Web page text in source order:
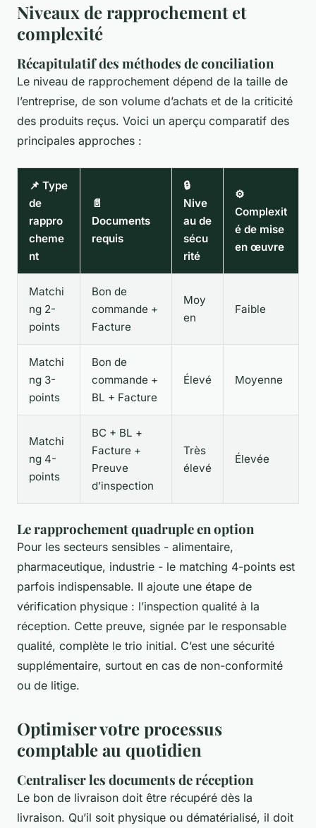
Niveaux de rapprochement et
complexité
Récapitulatif des méthodes de conciliation
Le niveau de rapprochement dépend de la taille de
l’entreprise, de son volume d’achats et de la criticité
des produits reçus. Voici un aperçu comparatif des
principales approches :
📌 Type
de
rappro
cheme
nt
📄
Documents
requis
🔒
Nive
au de
sécu
rité
⚙️
Complexit
é de mise
en œuvre
Matchi
ng 2-
points
Bon de
commande +
Facture
Moy
en
Faible
Matchi
ng 3-
points
Bon de
commande +
BL + Facture
Élevé Moyenne
Matchi
ng 4-
points
BC + BL +
Facture +
Preuve
d’inspection
Très
élevé
Élevée
Le rapprochement quadruple en option
Pour les secteurs sensibles - alimentaire,
pharmaceutique, industrie - le matching 4-points est
parfois indispensable. Il ajoute une étape de
vérification physique : l’inspection qualité à la
réception. Cette preuve, signée par le responsable
qualité, complète le trio initial. C’est une sécurité
supplémentaire, surtout en cas de non-conformité
ou de litige.
Optimiser votre processus
comptable au quotidien
Centraliser les documents de réception
Le bon de livraison doit être récupéré dès la
livraison. Qu’il soit physique ou dématérialisé, il doit